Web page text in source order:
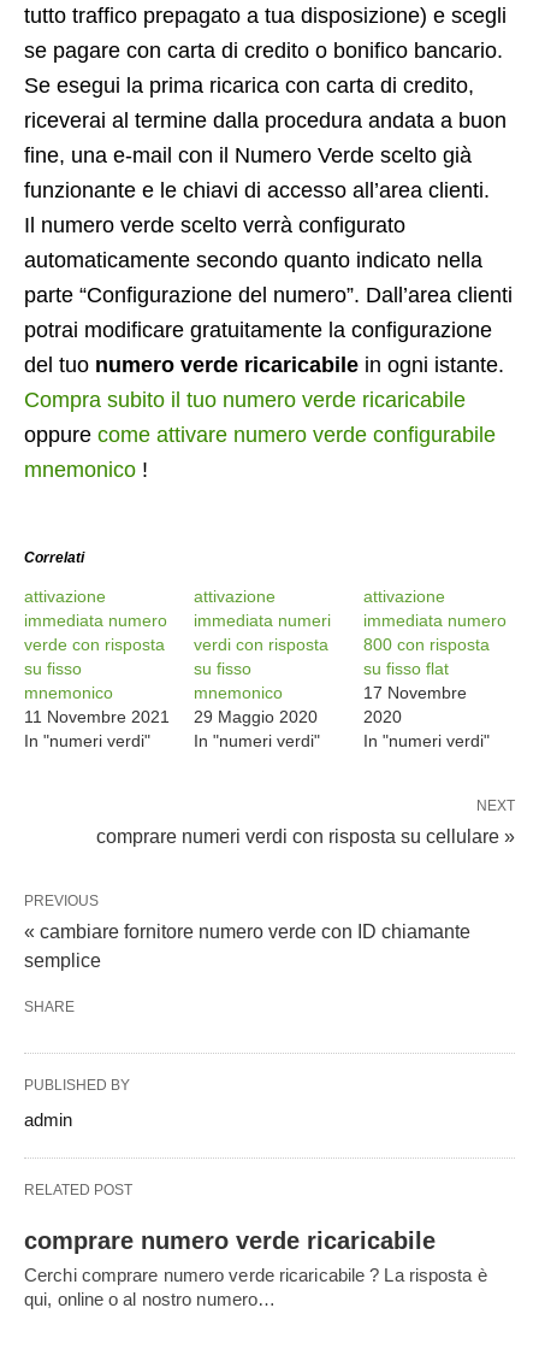
tutto traffico prepagato a tua disposizione) e scegli
se pagare con carta di credito o bonifico bancario.
Se esegui la prima ricarica con carta di credito,
riceverai al termine dalla procedura andata a buon
fine, una e-mail con il Numero Verde scelto già
funzionante e le chiavi di accesso all’area clienti.
Il numero verde scelto verrà configurato
automaticamente secondo quanto indicato nella
parte “Configurazione del numero”. Dall’area clienti
potrai modificare gratuitamente la configurazione
del tuo numero verde ricaricabile in ogni istante.
Compra subito il tuo numero verde ricaricabile
oppure come attivare numero verde configurabile
mnemonico !
Correlati
attivazione
immediata numero
verde con risposta
su fisso
mnemonico
11 Novembre 2021
In "numeri verdi"
attivazione
immediata numeri
verdi con risposta
su fisso
mnemonico
29 Maggio 2020
In "numeri verdi"
attivazione
immediata numero
800 con risposta
su fisso flat
17 Novembre
2020
In "numeri verdi"
NEXT
comprare numeri verdi con risposta su cellulare »
PREVIOUS
« cambiare fornitore numero verde con ID chiamante
semplice
SHARE
PUBLISHED BY
admin
RELATED POST
comprare numero verde ricaricabile
Cerchi comprare numero verde ricaricabile ? La risposta è
qui, online o al nostro numero…